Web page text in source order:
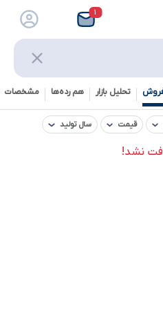
۱
تحلیل بازار هم رده‌ها‌ مشخصات
قیمت سال تولید
نشد!